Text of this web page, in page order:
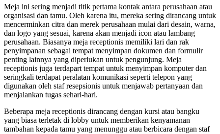
Meja ini sering menjadi titik pertama kontak antara perusahaan atau
organisasi dan tamu. Oleh karena itu, mereka sering dirancang untuk
mencerminkan citra dan merek perusahaan mulai dari desain, warna,
dan logo yang sesuai, karena akan menjadi icon atau lambang
perusahaan. Biasanya meja receptionis memiliki lari dan rak
penyimpanan sebagai tempat menyimpan dokumen dan formulir
penting lainnya yang diperlukan untuk pengunjung. Meja
receptionis juga terdapart tempat untuk menyimpan komputer dan
seringkali terdapat peralatan komunikasi seperti telepon yang
digunakan oleh staf resepsionis untuk menjawab pertanyaan dan
menjalankan tugas sehari-hari.
Beberapa meja receptionis dirancang dengan kursi atau bangku
yang biasa terletak di lobby untuk memberikan kenyamanan
tambahan kepada tamu yang menunggu atau berbicara dengan staf